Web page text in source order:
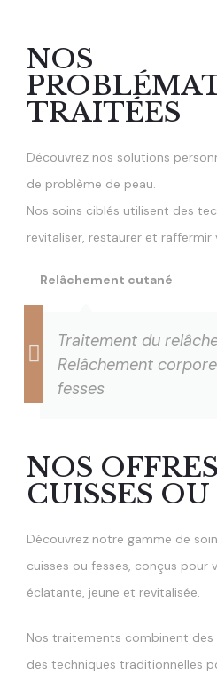
NOS
TRAITÉES
Découvrez nos solutions
de problème de peau.
Nos soins ciblés utilisent des
revitaliser, restaurer et raffermir
Traitement du
Relâchement
fesses
Relâchement cutané
NOS
CUISSES OU
Découvrez notre gamme de
cuisses ou fesses, conçus pour
éclatante, jeune et revitalisée.
Nos traitements combinent
des techniques traditionnelles